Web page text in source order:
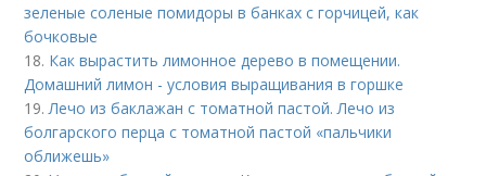
зеленые соленые помидоры в банках с горчицей, как
бочковые
18. Как вырастить лимонное дерево в помещении.
Домашний лимон - условия выращивания в горшке
19.Лечо из баклажан с томатной пастой. Лечо из
болгарского перца с томатной пастой «пальчики
оближешь»